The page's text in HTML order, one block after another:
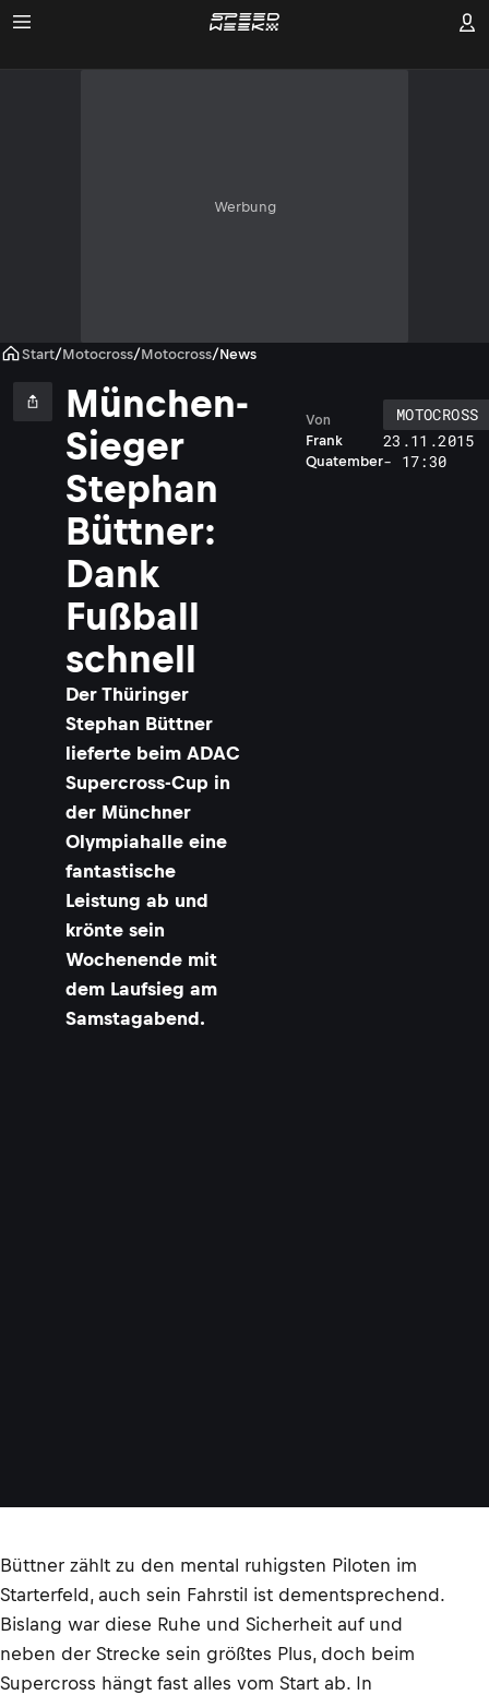
Werbung
Start/Motocross/Motocross/News
München-
Sieger
Stephan
Büttner:
Dank
Fußball
schnell
Der Thüringer
Stephan Büttner
lieferte beim ADAC
Supercross-Cup in
der Münchner
Olympiahalle eine
fantastische
Leistung ab und
krönte sein
Wochenende mit
dem Laufsieg am
Samstagabend.
Frank
Quatember
Von
MOTOCROSS
23.11.2015
- 17:30
Büttner zählt zu den mental ruhigsten Piloten im
Starterfeld, auch sein Fahrstil ist dementsprechend.
Bislang war diese Ruhe und Sicherheit auf und
neben der Strecke sein größtes Plus, doch beim
Supercross hängt fast alles vom Start ab. In